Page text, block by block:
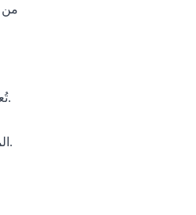
تُعد القدرة على تصميم النماذج الأولية واختبار التصاميم بسرعة أمراً ضرورياً في بيئة التصنيع سريعة الخطى اليوم.
المنتج النهائي. بالإضافة إلى ذلك، يمكن للمصنعين تقديم منتجات مصممة خصيصًا لتلبية الاحتياجات الفريدة للأفراد.